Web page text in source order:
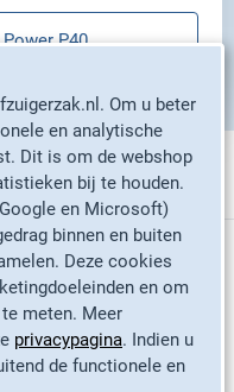
Om u beter
en analytische
Dit is om de webshop
bij te houden.
en Microsoft)
binnen en buiten
Deze cookies
en om
meten. Meer
privacypagina. Indien u
de functionele en
P40